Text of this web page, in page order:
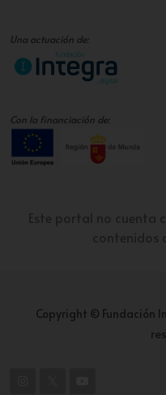
Una actuación de:
Con la financiación de:
Copyright © Fundación